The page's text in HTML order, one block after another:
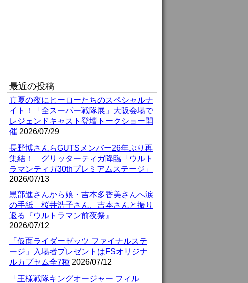
最近の投稿
真夏の夜にヒーローたちのスペシャルナ
イト！「全スーパー戦隊展」大阪会場で
レジェンドキャスト登壇トークショー開
催 2026/07/29
長野博さんらGUTSメンバー26年ぶり再
集結！ グリッターティガ降臨「ウルト
ラマンティガ30thプレミアムステージ」
2026/07/13
黒部進さんから娘・吉本多香美さんへ涙
の手紙 桜井浩子さん、吉本さんと振り
返る『ウルトラマン前夜祭』
2026/07/12
「仮面ライダーゼッツ ファイナルステ
ージ」入場者プレゼントはFSオリジナ
ルカプセム全7種 2026/07/12
「王様戦隊キングオージャー フィル